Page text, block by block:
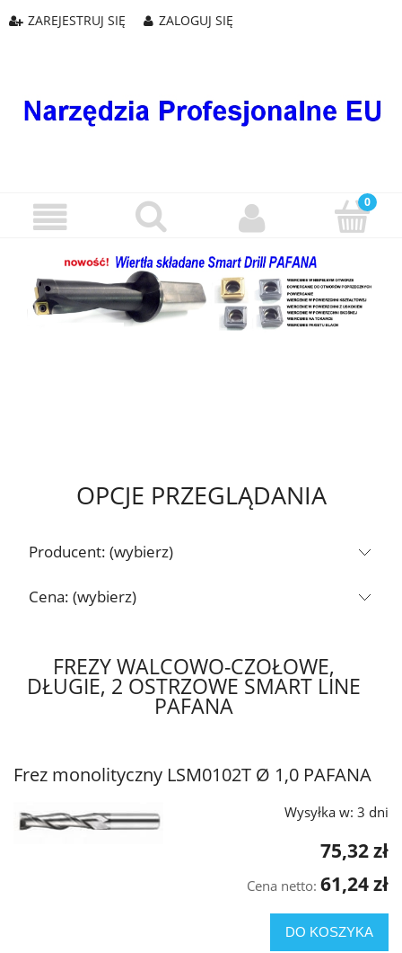
ZAREJESTRUJ SIĘ ZALOGUJ SIĘ
OPCJE PRZEGLĄDANIA
Producent: (wybierz)
Cena: (wybierz)
FREZY WALCOWO-CZOŁOWE,
DŁUGIE, 2 OSTRZOWE SMART LINE
PAFANA
Frez monolityczny LSM0102T Ø 1,0 PAFANA
Wysyłka w: 3 dni
75,32 zł
Cena netto: 61,24 zł
DO KOSZYKA